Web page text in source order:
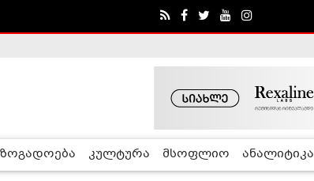
კომისია
კულტურა მსოფლიო ანალიტიკა